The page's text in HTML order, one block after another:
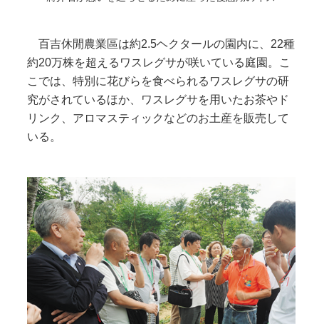
百吉休閒農業區は約2.5ヘクタールの園内に、22種
約20万株を超えるワスレグサが咲いている庭園。こ
こでは、特別に花びらを食べられるワスレグサの研
究がされているほか、ワスレグサを用いたお茶やド
リンク、アロマスティックなどのお土産を販売して
いる。